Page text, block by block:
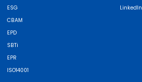
ESG
CBAM
EPD
SBTi
EPR
ISO14001
LinkedIn